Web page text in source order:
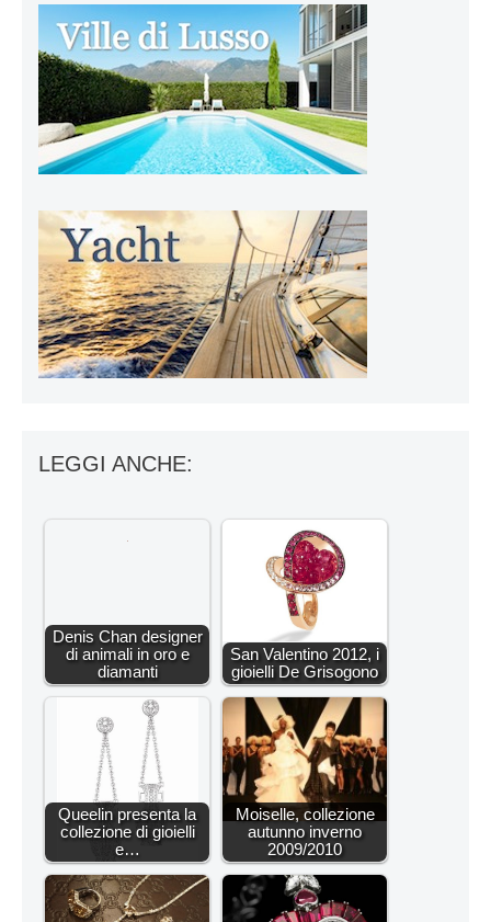
LEGGI ANCHE:
Denis Chan designer
di animali in oro e
diamanti
San Valentino 2012, i
gioielli De Grisogono
Queelin presenta la
collezione di gioielli
e…
Moiselle, collezione
autunno inverno
2009/2010